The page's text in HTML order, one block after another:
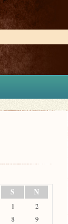
S N
1
2
8
9